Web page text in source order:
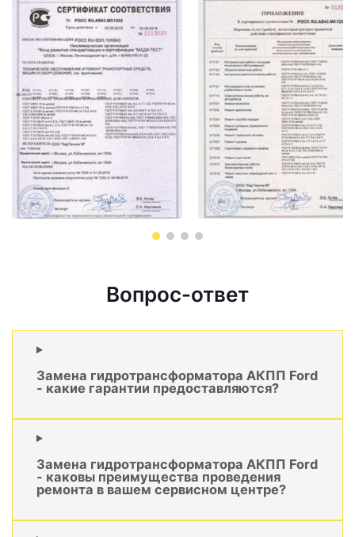
Вопрос-ответ
Замена гидротрансформатора АКПП Ford
- какие гарантии предоставляются?
Замена гидротрансформатора АКПП Ford
- каковы преимущества проведения
ремонта в вашем сервисном центре?